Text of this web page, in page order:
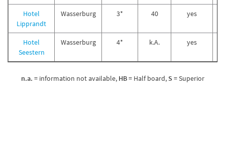
Hotel
Lipprandt
Wasserburg 3* 40 yes
Hotel
Seestern
Wasserburg 4* k.A. yes
n.a. = information not available, HB= Half board, S = Superior